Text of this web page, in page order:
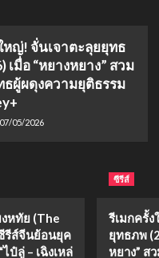
หญ่! จั่นเจาตะลุยยุทธ
เมื่อ “หยางหยาง” สวม
ผู้ผดุงความยุติธรรม
07/05/2026
งหทัย (The
รีส์จีนย้อนยุค
ป๋ลู่ – เฉิงเหล่
ซีรีส์
รีเมกครั้
ยุทธภพ
หยาง” ส